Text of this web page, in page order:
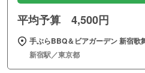
平均予算 4,500円
手ぶらBBQ＆ビアガーデン 新宿歌
新宿駅／東京都